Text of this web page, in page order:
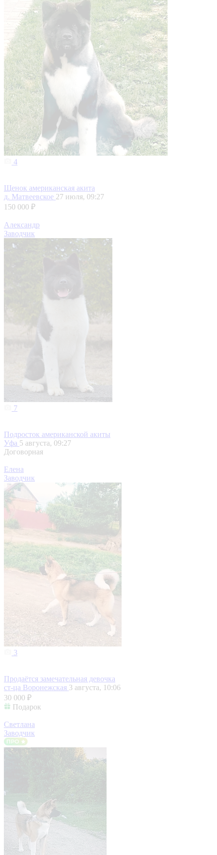
4
Щенок американская акита
д. Матвеевское 27 июля, 09:27
150 000 ₽
Александр
Заводчик
7
Подросток американской акиты
Уфа 5 августа, 09:27
Договорная
Елена
Заводчик
3
Продаётся замечательная девочка
ст-ца Воронежская 3 августа, 10:06
30 000 ₽
Подарок
Светлана
Заводчик